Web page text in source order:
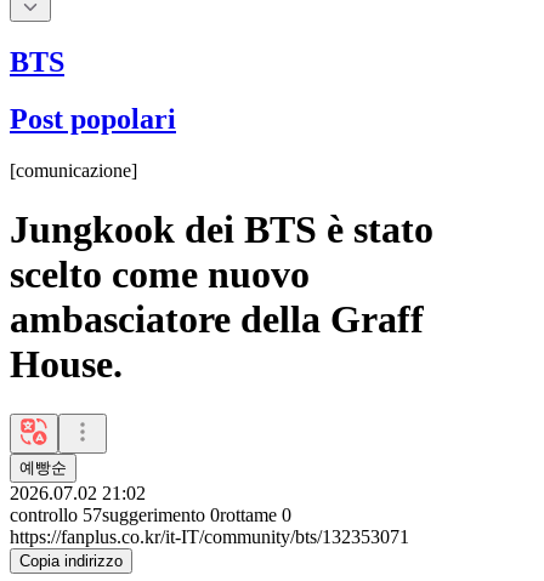
BTS
Post popolari
[comunicazione]
Jungkook dei BTS è stato
scelto come nuovo
ambasciatore della Graff
House.
예빵순
2026.07.02 21:02
controllo 57suggerimento 0rottame 0
https://fanplus.co.kr/it-IT/community/bts/132353071
Copia indirizzo